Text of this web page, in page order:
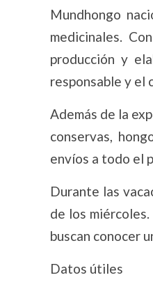
Mundhongo
medicinales.
producción y
responsable y el
Además de la
conservas,
envíos a todo el
Durante las
de los
buscan conocer
Datos útiles